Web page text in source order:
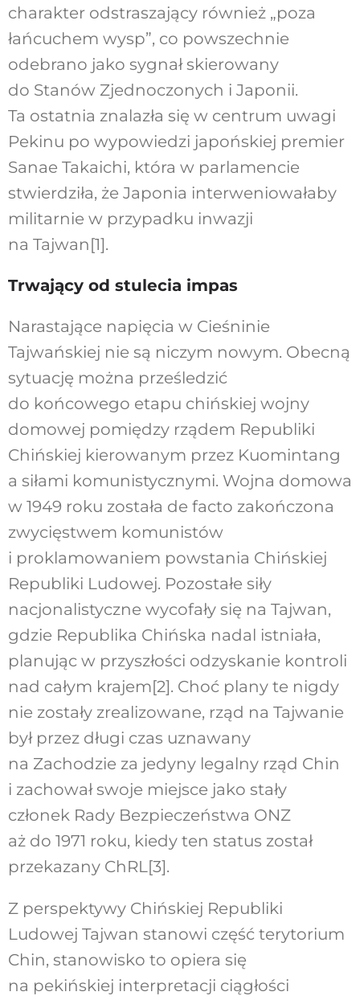
charakter odstraszający również „poza
łańcuchem wysp”, co powszechnie
odebrano jako sygnał skierowany
do Stanów Zjednoczonych i Japonii.
Ta ostatnia znalazła się w centrum uwagi
Pekinu po wypowiedzi japońskiej premier
Sanae Takaichi, która w parlamencie
stwierdziła, że Japonia interweniowałaby
militarnie w przypadku inwazji
na Tajwan[1].
Trwający od stulecia impas
Narastające napięcia w Cieśninie
Tajwańskiej nie są niczym nowym. Obecną
sytuację można prześledzić
do końcowego etapu chińskiej wojny
domowej pomiędzy rządem Republiki
Chińskiej kierowanym przez Kuomintang
a siłami komunistycznymi. Wojna domowa
w 1949 roku została de facto zakończona
zwycięstwem komunistów
i proklamowaniem powstania Chińskiej
Republiki Ludowej. Pozostałe siły
nacjonalistyczne wycofały się na Tajwan,
gdzie Republika Chińska nadal istniała,
planując w przyszłości odzyskanie kontroli
nad całym krajem[2]. Choć plany te nigdy
nie zostały zrealizowane, rząd na Tajwanie
był przez długi czas uznawany
na Zachodzie za jedyny legalny rząd Chin
i zachował swoje miejsce jako stały
członek Rady Bezpieczeństwa ONZ
aż do 1971 roku, kiedy ten status został
przekazany ChRL[3].
Z perspektywy Chińskiej Republiki
Ludowej Tajwan stanowi część terytorium
Chin, stanowisko to opiera się
na pekińskiej interpretacji ciągłości